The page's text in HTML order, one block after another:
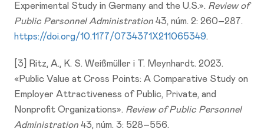
Experimental Study in Germany and the U.S.». Review of
Public Personnel Administration 43, núm. 2: 260–287.
https://doi.org/10.1177/0734371X211065349.
[3] Ritz, A., K. S. Weißmüller i T. Meynhardt. 2023.
«Public Value at Cross Points: A Comparative Study on
Employer Attractiveness of Public, Private, and
Nonprofit Organizations». Review of Public Personnel
Administration 43, núm. 3: 528–556.